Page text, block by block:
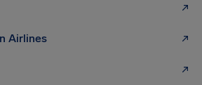
Airlines